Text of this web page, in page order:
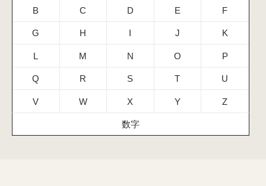
B C D E F
G H I J K
L M N O P
Q R S T U
V W X Y Z
数字